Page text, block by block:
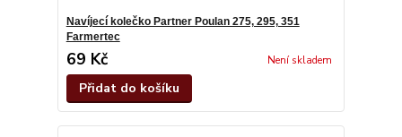
Navíjecí kolečko Partner Poulan 275, 295, 351
Farmertec
69 Kč Není skladem
Přidat do košíku